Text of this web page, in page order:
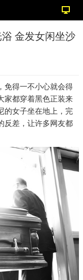
金发女闲坐沙
免得一不小心就会得
家都穿着黑色正装来
的女子坐在地上，完
反差，让许多网友都